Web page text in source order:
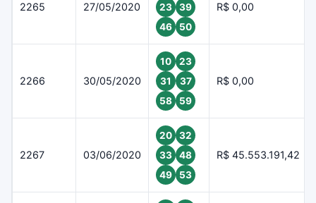
2265 27/05/2020
23
39
46
50
R$ 0,00
2266 30/05/2020
10
23
31
37
58
59
R$ 0,00
2267 03/06/2020
20
32
33
48
49
53
R$ 45.553.191,42